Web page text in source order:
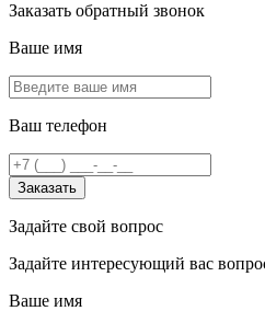
Заказать обратный звонок
Ваше имя
Ваш телефон
Заказать
Задайте свой вопрос
Задайте интересующий вас
Ваше имя